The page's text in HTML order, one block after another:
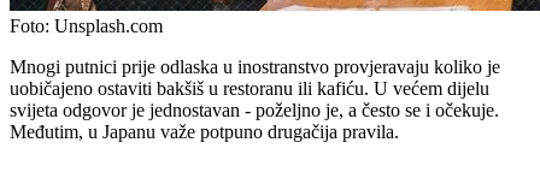
Foto: Unsplash.com
Mnogi putnici prije odlaska u inostranstvo provjeravaju koliko je
uobičajeno ostaviti bakšiš u restoranu ili kafiću. U većem dijelu
svijeta odgovor je jednostavan - poželjno je, a često se i očekuje.
Međutim, u Japanu važe potpuno drugačija pravila.